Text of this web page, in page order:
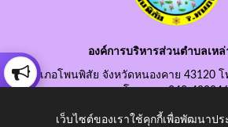
องค์การบริหารส่วนตำบลเหล่
อำเภอโพนพิสัย จังหวัดหนองคาย 43120
โทรสาร. 042-490846
อีเมลกลาง.
เว็บไซต์ของเราใช้คุกกี้เพื่อพัฒนาป